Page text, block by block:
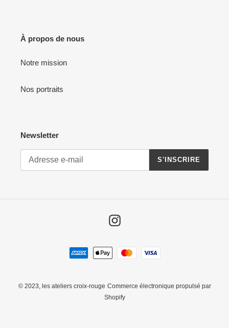
À propos de nous
Notre mission
Nos portraits
Newsletter
S'INSCRIRE
Instagram
Moyens
de
© 2023, les ateliers croix-rouge Commerce électronique propulsé par
Shopify